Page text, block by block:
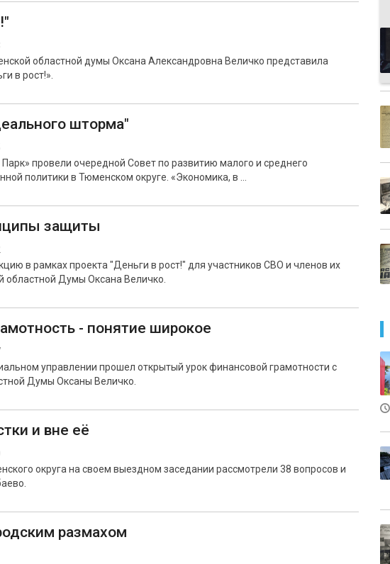
областной думы Оксана Александровна Величко представила
в рост!».
шторма"
провели очередной Совет по развитию малого и среднего
политики в Тюменском округе. «Экономика, в …
защиты
в рамках проекта "Деньги в рост!" для участников СВО и членов их
областной Думы Оксана Величко.
- понятие широкое
управлении прошел открытый урок финансовой грамотности с
Думы Оксаны Величко.
и вне её
округа на своем выездном заседании рассмотрели 38 вопросов и
размахом